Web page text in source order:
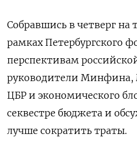
Собравшись в четверг
рамках Петербургского
перспективам
руководители
ЦБР и экономического
секвестре бюджета и
лучше сократить траты.